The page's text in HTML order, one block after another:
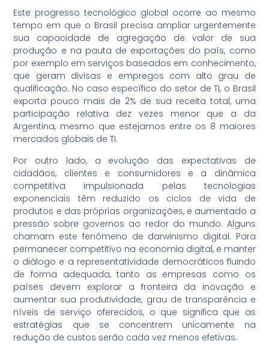
Este progresso tecnológico global ocorre ao mesmo
tempo em que o Brasil precisa ampliar urgentemente
sua capacidade de agregação de valor de sua
produção e na pauta de exportações do país, como
por exemplo em serviços baseados em conhecimento,
que geram divisas e empregos com alto grau de
qualificação. No caso específico do setor de TI, o Brasil
exporta pouco mais de 2% de sua receita total, uma
participação relativa dez vezes menor que a da
Argentina, mesmo que estejamos entre os 8 maiores
mercados globais de TI.
Por outro lado, a evolução das expectativas de
cidadãos, clientes e consumidores e a dinâmica
competitiva impulsionada pelas tecnologias
exponenciais têm reduzido os ciclos de vida de
produtos e das próprias organizações, e aumentado a
pressão sobre governos ao redor do mundo. Alguns
chamam este fenômeno de darwinismo digital. Para
permanecer competitivo na economia digital, e manter
o diálogo e a representatividade democráticos fluindo
de forma adequada, tanto as empresas como os
países devem explorar a fronteira da inovação e
aumentar sua produtividade, grau de transparência e
níveis de serviço oferecidos, o que significa que as
estratégias que se concentrem unicamente na
redução de custos serão cada vez menos efetivas.